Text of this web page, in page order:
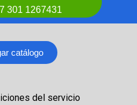
301 1267431
catálogo
del servicio